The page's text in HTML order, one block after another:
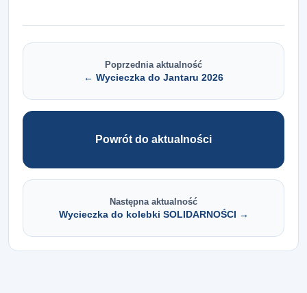
Poprzednia aktualność
← Wycieczka do Jantaru 2026
Powrót do aktualności
Następna aktualność
Wycieczka do kolebki SOLIDARNOŚCI →